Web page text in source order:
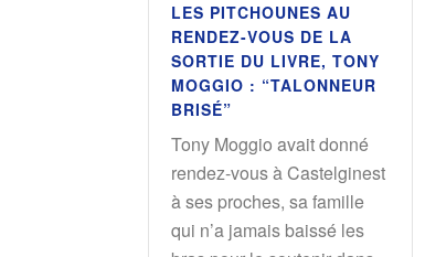
LES PITCHOUNES AU
RENDEZ-VOUS DE LA
SORTIE DU LIVRE, TONY
MOGGIO : “TALONNEUR
BRISÉ”
Tony Moggio avait donné
rendez-vous à Castelginest
à ses proches, sa famille
qui n’a jamais baissé les